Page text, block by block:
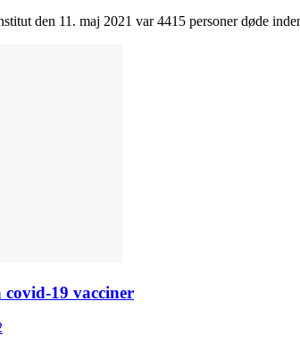
den 11. maj 2021 var 4415 personer døde
19 vacciner